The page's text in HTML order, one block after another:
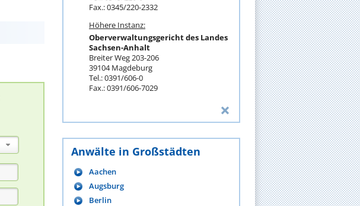
Fax.: 0345/220-2332
Höhere Instanz:
Oberverwaltungsgericht des Landes
Sachsen-Anhalt
Breiter Weg 203-206
39104 Magdeburg
Tel.: 0391/606-0
Fax.: 0391/606-7029
Anwälte in Großstädten
Aachen
Augsburg
Berlin